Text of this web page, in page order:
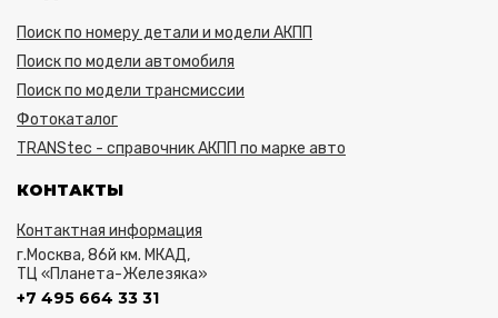
Поиск по номеру детали и модели АКПП
Поиск по модели автомобиля
Поиск по модели трансмиссии
Фотокаталог
TRANStec - справочник АКПП по марке авто
КОНТАКТЫ
Контактная информация
г.Москва, 86й км. МКАД,
ТЦ «Планета-Железяка»
+7 495 664 33 31